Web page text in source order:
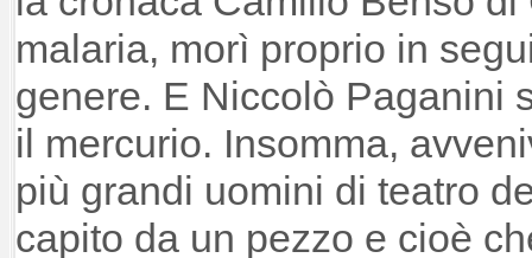
malaria, morì proprio in
genere. E Niccolò Paganini
il mercurio. Insomma,
più grandi uomini di teatro
capito da un pezzo e cioè